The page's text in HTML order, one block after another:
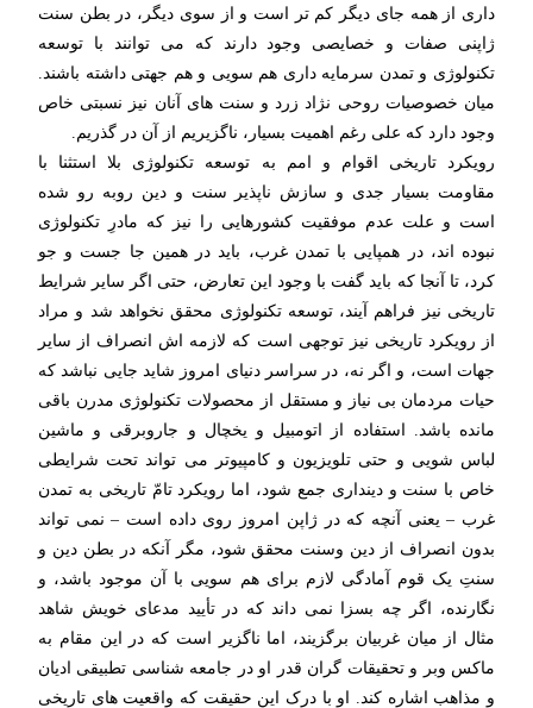
داری از همه جای دیگر کم تر است و از سوی دیگر، در بطن سنت
ژاپنی صفات و خصایصی وجود دارند که می توانند با توسعه
تکنولوژی و تمدن سرمایه داری هم سویی و هم جهتی داشته باشند.
میان خصوصیات روحی نژاد زرد و سنت های آنان نیز نسبتی خاص
وجود دارد که علی رغم اهمیت بسیار، ناگزیریم از آن در گذریم.
رویکرد تاریخی اقوام و امم به توسعه تکنولوژی بلا استثنا با
مقاومت بسیار جدی و سازش ناپذیر سنت و دین روبه رو شده
است و علت عدم موفقیت کشورهایی را نیز که مادرِ تکنولوژی
نبوده اند، در همپایی با تمدن غرب، باید در همین جا جست و جو
کرد، تا آنجا که باید گفت با وجود این تعارض، حتی اگر سایر شرایط
تاریخی نیز فراهم آیند، توسعه تکنولوژی محقق نخواهد شد و مراد
از رویکرد تاریخی نیز توجهی است که لازمه اش انصراف از سایر
جهات است، و اگر نه، در سراسر دنیای امروز شاید جایی نباشد که
حیات مردمان بی نیاز و مستقل از محصولات تکنولوژی مدرن باقی
مانده باشد. استفاده از اتومبیل و یخچال و جاروبرقی و ماشین
لباس شویی و حتی تلویزیون و کامپیوتر می تواند تحت شرایطی
خاص با سنت و دینداری جمع شود، اما رویکرد تامّ تاریخی به تمدن
غرب – یعنی آنچه که در ژاپن امروز روی داده است – نمی تواند
بدون انصراف از دین وسنت محقق شود، مگر آنکه در بطن دین و
سنتِ یک قوم آمادگی لازم برای هم سویی با آن موجود باشد، و
نگارنده، اگر چه بسزا نمی داند که در تأیید مدعای خویش شاهد
مثال از میان غربیان برگزیند، اما ناگزیر است که در این مقام به
ماکس وبر و تحقیقات گران قدر او در جامعه شناسی تطبیقی ادیان
و مذاهب اشاره کند. او با درک این حقیقت که واقعیت های تاریخی